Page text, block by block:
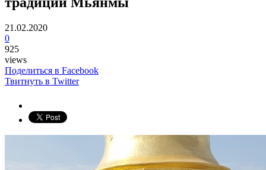
21.02.2020
0
925
views
Поделиться в Facebook
Твитнуть в Twitter